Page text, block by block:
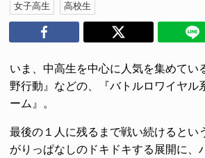
女子高生 高校生
いま、中高生を中心に人気を集めてい
野行動』などの、『バトルロワイヤル
ーム』。
最後の１人に残るまで戦い続けるとい
がりっぱなしのドキドキする展開に、